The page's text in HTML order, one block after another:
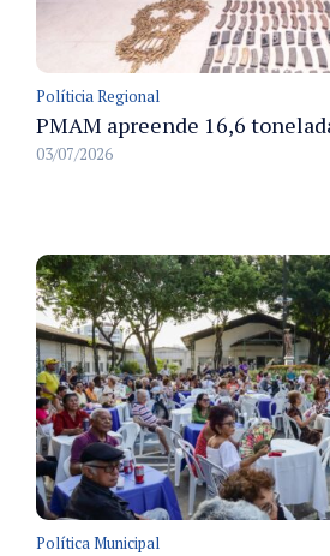
Políticia Regional
03/07/2026
Política Municipal